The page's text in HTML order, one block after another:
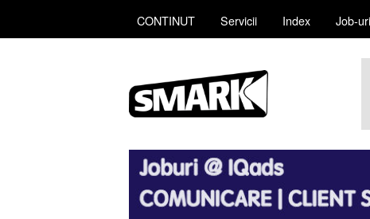
CONTINUT Servicii Index Job-uri